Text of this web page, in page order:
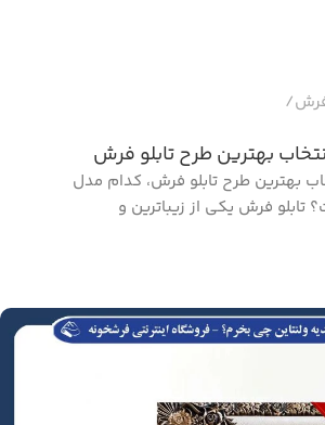
فرش
بهترین طرح تابلو فرش
بهترین طرح تابلو فرش، کدام مدل
فرش یکی از زیباترین و